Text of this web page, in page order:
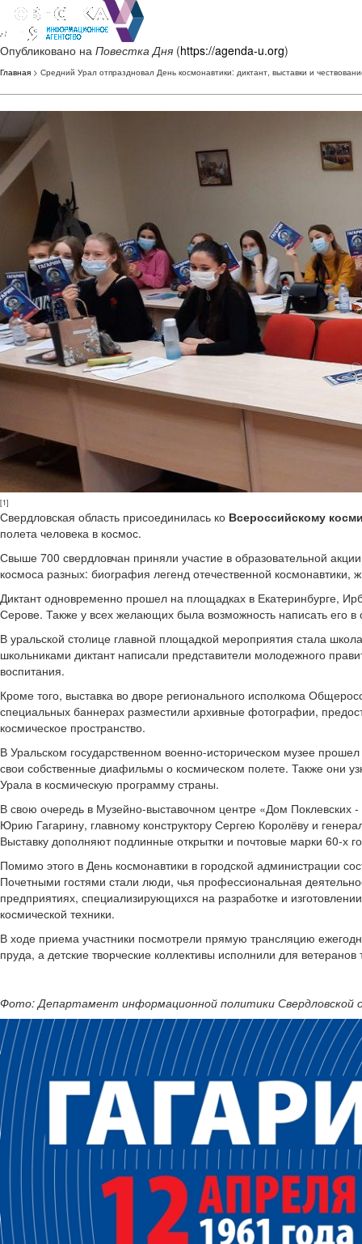
Опубликовано на Повестка Дня (https://agenda-u.org)
Главная > Средний Урал отпраздновал День космонавтики: диктант, выставки и
[1]
Свердловская область присоединилась ко Всероссийскому
полета человека в космос.
Свыше 700 свердловчан приняли участие в образовательной
космоса разных: биография легенд отечественной космонавтики,
Диктант одновременно прошел на площадках в Екатеринбурге,
Серове. Также у всех желающих была возможность написать его
В уральской столице главной площадкой мероприятия стала
школьниками диктант написали представители молодежного
воспитания.
Кроме того, выставка во дворе регионального исполкома
специальных баннерах разместили архивные фотографии,
космическое пространство.
В Уральском государственном военно-историческом музее прошел
свои собственные диафильмы о космическом полете. Также они
Урала в космическую программу страны.
В свою очередь в Музейно-выставочном центре «Дом Поклевских
Юрию Гагарину, главному конструктору Сергею Королёву и
Выставку дополняют подлинные открытки и почтовые марки 60-х
Помимо этого в День космонавтики в городской администрации
Почетными гостями стали люди, чья профессиональная
предприятиях, специализирующихся на разработке и
космической техники.
В ходе приема участники посмотрели прямую трансляцию
пруда, а детские творческие коллективы исполнили для
Фото: Департамент информационной политики Свердловской